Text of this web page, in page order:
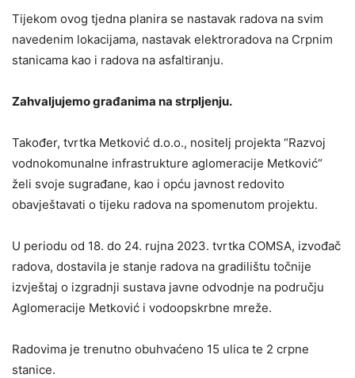
Tijekom ovog tjedna planira se nastavak radova na svim
navedenim lokacijama, nastavak elektroradova na Crpnim
stanicama kao i radova na asfaltiranju.
Zahvaljujemo građanima na strpljenju.
Također, tvrtka Metković d.o.o., nositelj projekta “Razvoj
vodnokomunalne infrastrukture aglomeracije Metković“
želi svoje sugrađane, kao i opću javnost redovito
obavještavati o tijeku radova na spomenutom projektu.
U periodu od 18. do 24. rujna 2023. tvrtka COMSA, izvođač
radova, dostavila je stanje radova na gradilištu točnije
izvještaj o izgradnji sustava javne odvodnje na području
Aglomeracije Metković i vodoopskrbne mreže.
Radovima je trenutno obuhvaćeno 15 ulica te 2 crpne
stanice.